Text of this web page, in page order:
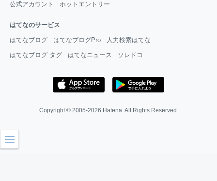
公式アカウント ホットエントリー
はてなのサービス
はてなブログ はてなブログPro 人力検索はてな
はてなブログ タグ はてなニュース ソレドコ
Copyright © 2005-2026 Hatena. All Rights Reserved.